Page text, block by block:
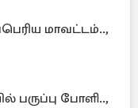
மாவட்டம்..,
பருப்பு போளி..,